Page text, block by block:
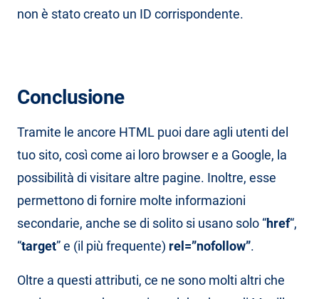
non è stato creato un ID corrispondente.
Conclusione
Tramite le ancore HTML puoi dare agli utenti del
tuo sito, così come ai loro browser e a Google, la
possibilità di visitare altre pagine. Inoltre, esse
permettono di fornire molte informazioni
secondarie, anche se di solito si usano solo “href“,
“target” e (il più frequente) rel=”nofollow”.
Oltre a questi attributi, ce ne sono molti altri che